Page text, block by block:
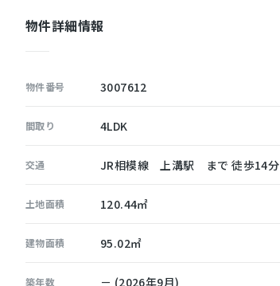
物件詳細情報
物件番号 3007612
間取り 4LDK
交通 JR相模線 上溝駅 まで 徒歩14分
土地面積 120.44㎡
建物面積 95.02㎡
築年数 － (2026年9月)